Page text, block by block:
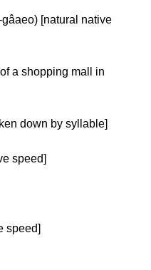
[natural native
a shopping mall in
down by syllable]
speed]
speed]